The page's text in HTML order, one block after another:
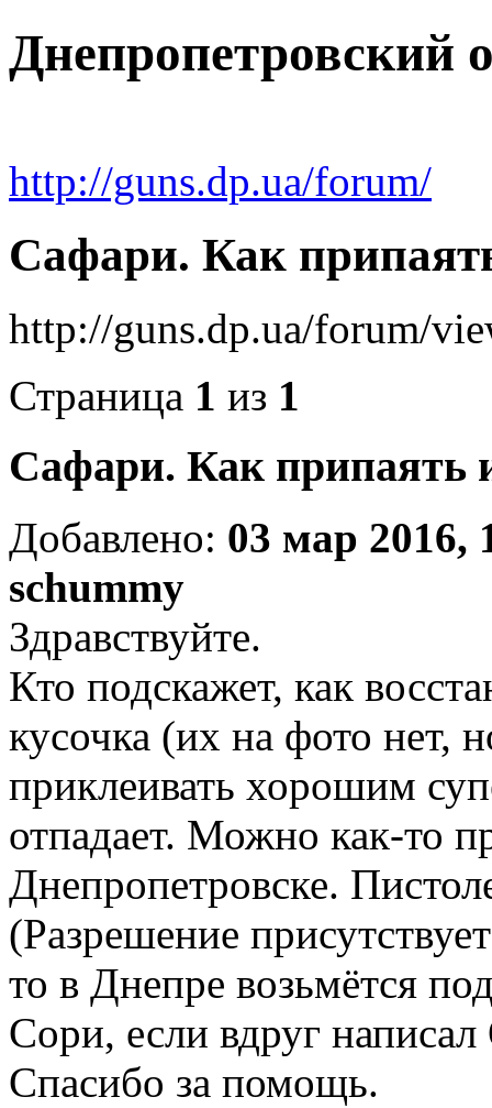
Днепропетровский
http://guns.dp.ua/forum/
Сафари. Как
http://guns.dp.ua/forum/
Страница 1 из 1
Сафари. Как припаять
Добавлено: 03 мар 2016,
schummy
Здравствуйте.
Кто подскажет, как
кусочка (их на фото нет,
приклеивать хорошим
отпадает. Можно как-то
Днепропетровске.
(Разрешение
то в Днепре возьмётся
Сори, если вдруг
Спасибо за помощь.